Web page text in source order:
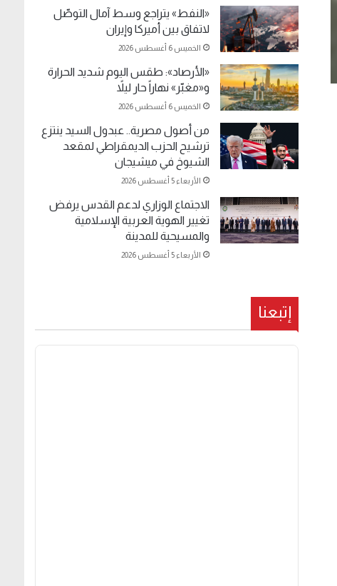
«النفط» يتراجع وسط آمال التوصّل
لاتفاق بين أميركا وإيران
الخميس 6 أغسطس 2026
«الأرصاد»: طقس اليوم شديد الحرارة
و«مغبّر» نهاراً حار ليلاً
الخميس 6 أغسطس 2026
من أصول مصرية.. عبدول السيد ينتزع
ترشيح الحزب الديمقراطي لمقعد
الشيوخ في ميشيجان
الأربعاء 5 أغسطس 2026
الاجتماع الوزاري لدعم القدس يرفض
تغيير الهوية العربية الإسلامية
والمسيحية للمدينة
الأربعاء 5 أغسطس 2026
إتبعنا